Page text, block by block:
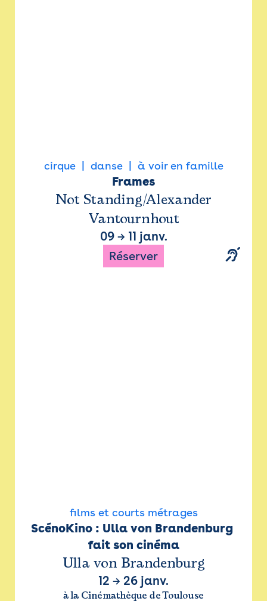
cirque danse à voir en famille
Frames
Not Standing/Alexander
Vantournhout
09→ 11 janv.
Réserver
films et courts métrages
ScénoKino : Ulla von Brandenburg
fait son cinéma
Ulla von Brandenburg
12 → 26 janv.
à la Cinémathèque de Toulouse